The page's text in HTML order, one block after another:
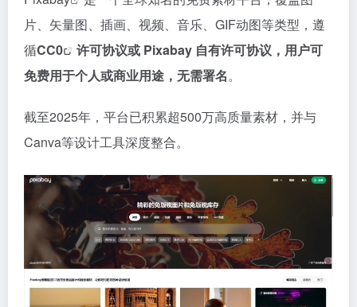
片、矢量图、插画、视频、音乐、GIF动图等类型，遵
循CC0
许可协议或 Pixabay 自有许可协议，用户可
免费用于个人或商业用途，无需署名。
截至2025年，平台已积累超500万高质量素材，并与
Canva等设计工具深度整合。